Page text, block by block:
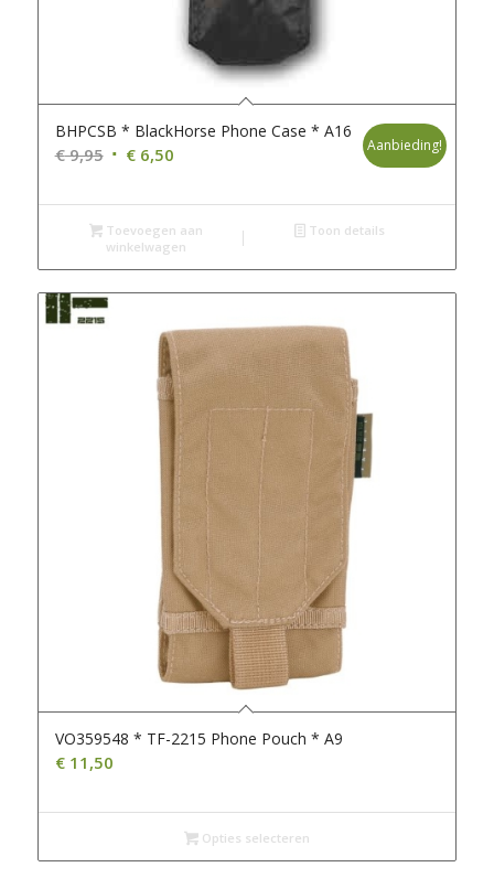
BHPCSB * BlackHorse Phone Case * A16
€9,95 Oorspronkelijke
was:
€ 9,95.
€6,50Huidige
is:
€ 6,50.
Aanbieding!
Toevoegen aan
winkelwagen
Toon details
VO359548 * TF-2215 Phone Pouch * A9
€11,50
Opties selecteren